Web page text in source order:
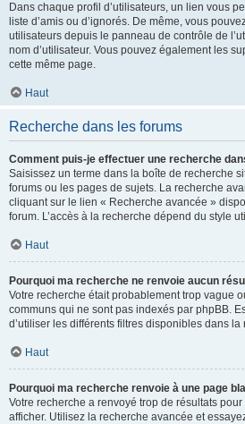
Dans chaque profil d’utilisateurs, un lien vous
liste d’amis ou d’ignorés. De même, vous
utilisateurs depuis le panneau de contrôle de
nom d’utilisateur. Vous pouvez également les
cette même page.
Haut
Recherche dans les forums
Comment puis-je effectuer une recherche
Saisissez un terme dans la boîte de recherche
forums ou les pages de sujets. La recherche
cliquant sur le lien « Recherche avancée »
forum. L’accès à la recherche dépend du style
Haut
Pourquoi ma recherche ne renvoie aucun
Votre recherche était probablement trop vague
communs qui ne sont pas indexés par phpBB.
d’utiliser les différents filtres disponibles dans
Haut
Pourquoi ma recherche renvoie à une page
Votre recherche a renvoyé trop de résultats
afficher. Utilisez la recherche avancée et